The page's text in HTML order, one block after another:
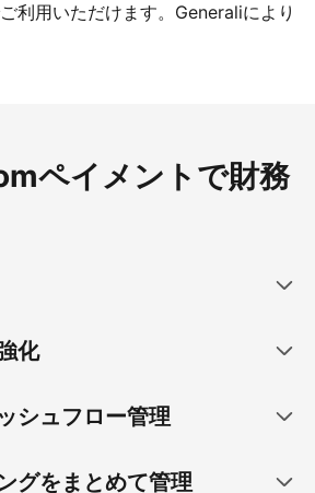
利用いただけます。Generaliにより
ペイメントで財務
化
シュフロー管理
グをまとめて管理